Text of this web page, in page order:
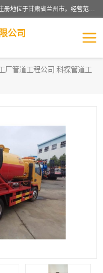
甘肃科探管道工程有限公司成立于2019年，注册地位于甘肃省兰州市。经营范围包括管道安装、清洗、疏通、维修、检测，防水工程，工程钻孔，化粪池清理，暖气安装，给排水管道安装维修，室内外管道如消防、供水、供热管道漏水检测定位，室内外防水堵漏等。
公司
厂管道工程公司 科探管道工
排水管道漏水
管道疏通